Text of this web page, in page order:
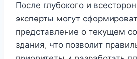
После глубокого и
эксперты могут
представление о текущем
здания, что позволит